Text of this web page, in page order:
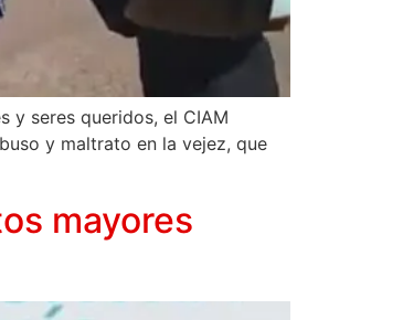
y seres queridos, el CIAM
y maltrato en la vejez, que
mayores